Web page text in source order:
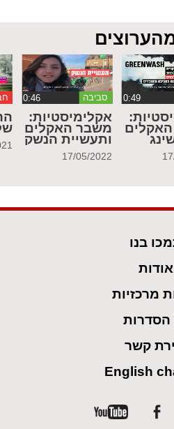
‏0:49 סביבה
אקלימיסטיות:
משבר האקלים
ותעשיית הנשק
17/05/2022
בנו
אודות
מרכזיות
הסדרות
קשר
English